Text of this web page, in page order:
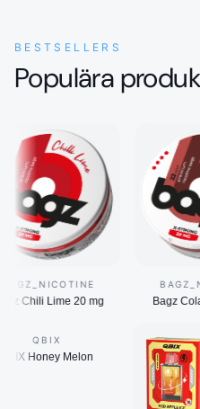
BESTSELLERS
Populära
Lime 20 mg Bagz Cola Max
QBIX Honey Melon